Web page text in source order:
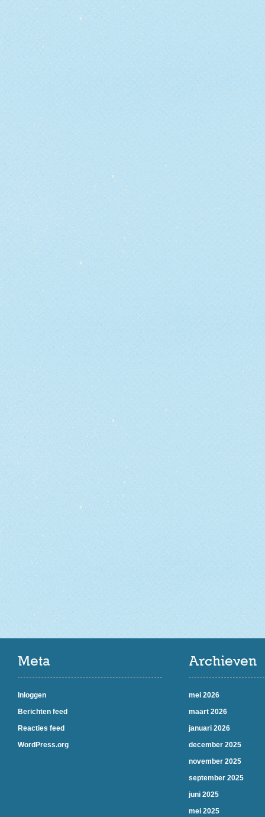
Meta
Inloggen
Berichten feed
Reacties feed
WordPress.org
Archieven
mei 2026
maart 2026
januari 2026
december 2025
november 2025
september 2025
juni 2025
mei 2025